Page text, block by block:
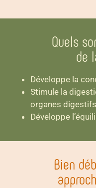
Quels
de
Développe la
Stimule la
organes
Développe
Bien